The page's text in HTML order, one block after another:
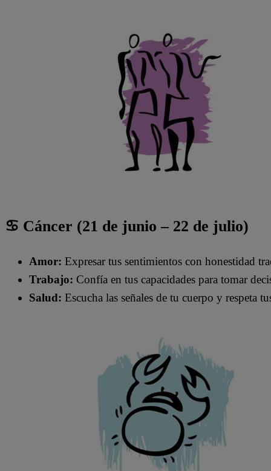
♋ Cáncer (21 de junio – 22 de julio)
Amor: Expresar tus sentimientos con honestidad
Trabajo: Confía en tus capacidades para tomar
Salud: Escucha las señales de tu cuerpo y respeta